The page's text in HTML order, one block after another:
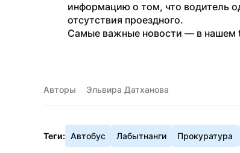
информацию о том, что водитель
отсутствия проездного.
Самые важные новости — в нашем
Авторы Эльвира Датханова
Теги: Автобус Лабытнанги Прокуратура